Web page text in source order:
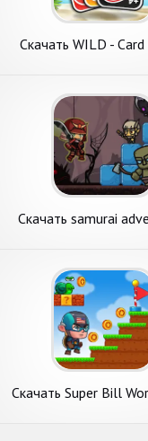
Скачать WILD -
Андроид
Скачать samurai
Скачать Super Bill